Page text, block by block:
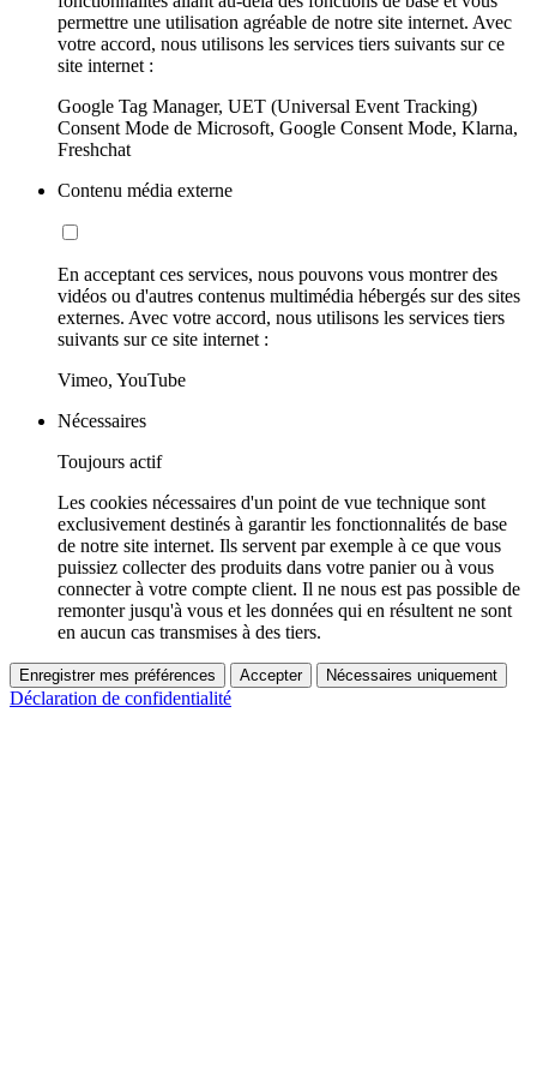
permettre une utilisation agréable de notre site internet. Avec
votre accord, nous utilisons les services tiers suivants sur ce
site internet :
Google Tag Manager, UET (Universal Event Tracking)
Consent Mode de Microsoft, Google Consent Mode, Klarna,
Freshchat
Contenu média externe
En acceptant ces services, nous pouvons vous montrer des
vidéos ou d'autres contenus multimédia hébergés sur des sites
externes. Avec votre accord, nous utilisons les services tiers
suivants sur ce site internet :
Vimeo, YouTube
Nécessaires
Toujours actif
Les cookies nécessaires d'un point de vue technique sont
exclusivement destinés à garantir les fonctionnalités de base
de notre site internet. Ils servent par exemple à ce que vous
puissiez collecter des produits dans votre panier ou à vous
connecter à votre compte client. Il ne nous est pas possible de
remonter jusqu'à vous et les données qui en résultent ne sont
en aucun cas transmises à des tiers.
Enregistrer mes préférences Accepter Nécessaires uniquement
Déclaration de confidentialité